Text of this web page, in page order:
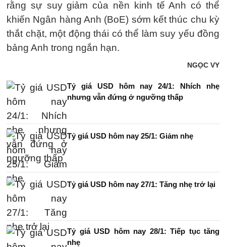
rằng sự suy giảm của nền kinh tế Anh có thể
khiến Ngân hàng Anh (BoE) sớm kết thúc chu kỳ
thắt chặt, một động thái có thể làm suy yếu đồng
bảng Anh trong ngắn hạn.
NGỌC VY
Tỷ giá USD hôm nay 24/1: Nhích nhẹ
nhưng vẫn đứng ở ngưỡng thấp
Tỷ giá USD hôm nay 25/1: Giảm nhẹ
Tỷ giá USD hôm nay 27/1: Tăng nhẹ trở lại
Tỷ giá USD hôm nay 28/1: Tiếp tục tăng
nhẹ